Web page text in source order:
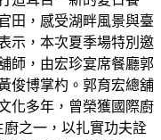
田，感受湖畔風景與臺
示，本次夏季場特別邀
師，由宏珍宴席餐廳郭
俊博掌杓。郭育宏總舖
化多年，曾榮獲國際廚
之一，以扎實功夫詮